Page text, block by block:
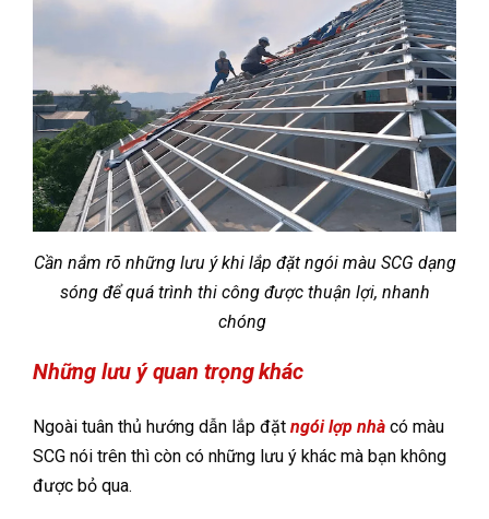
Cần nắm rõ những lưu ý khi lắp đặt ngói màu SCG dạng
sóng để quá trình thi công được thuận lợi, nhanh
chóng
Những lưu ý quan trọng khác
Ngoài tuân thủ hướng dẫn lắp đặt ngói lợp nhà có màu
SCG nói trên thì còn có những lưu ý khác mà bạn không
được bỏ qua.